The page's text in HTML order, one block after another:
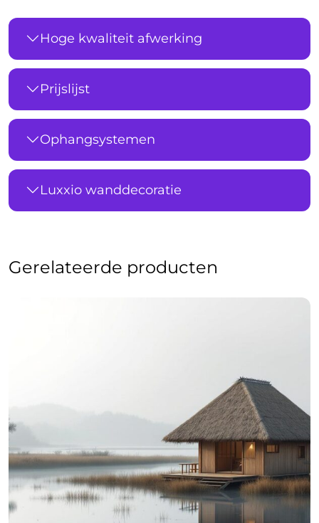
Hoge kwaliteit afwerking
Prijslijst
Ophangsystemen
Luxxio wanddecoratie
Gerelateerde producten